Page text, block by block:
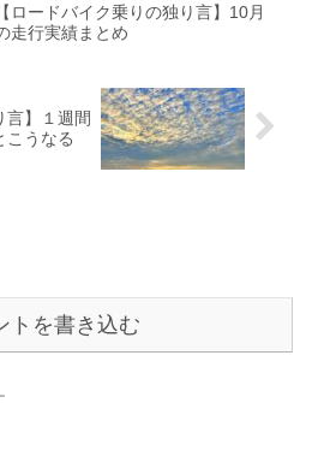
【ロードバイク乗りの独り言】10月
走行実績まとめ
言】１週間
こうなる
トを書き込む